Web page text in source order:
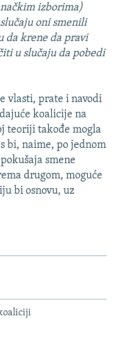
izborima)
oni smenili
da krene da pravi
u slučaju da pobedi
vlasti, prate i navodi
koalicije na
teoriji takođe mogla
bi, naime, po jednom
smene
drugom, moguće
bi osnovu, uz